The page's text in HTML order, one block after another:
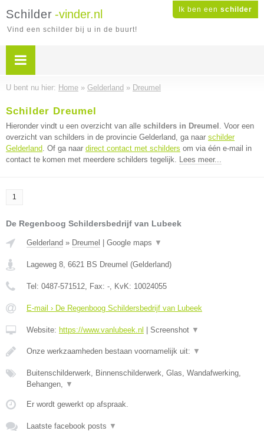
Ik ben een schilder
Schilder -vinder.nl
Vind een schilder bij u in de buurt!
U bent nu hier: Home » Gelderland » Dreumel
Schilder Dreumel
Hieronder vindt u een overzicht van alle schilders in Dreumel . Voor een
overzicht van schilders in de provincie Gelderland, ga naar schilder
Gelderland. Of ga naar direct contact met schilders om via één e-mail in
contact te komen met meerdere schilders tegelijk. Lees meer...
1
De Regenboog Schildersbedrijf van Lubeek
Gelderland » Dreumel Google maps ▼
Lageweg 8, 6621 BS Dreumel (Gelderland)
Tel: 0487-571512, Fax: -, KvK: 10024055
E-mail › De Regenboog Schildersbedrijf van Lubeek
Website: https://www.vanlubeek.nl Screenshot ▼
Onze werkzaamheden bestaan voornamelijk uit: ▼
Buitenschilderwerk, Binnenschilderwerk, Glas, Wandafwerking,
Behangen, ▼
Er wordt gewerkt op afspraak.
Laatste facebook posts ▼